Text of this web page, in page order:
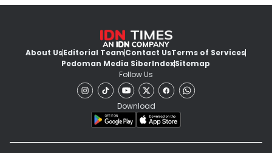
About UsEditorial TeamContact UsTerms of Services
Pedoman Media SiberIndexSitemap
Follow Us
Download